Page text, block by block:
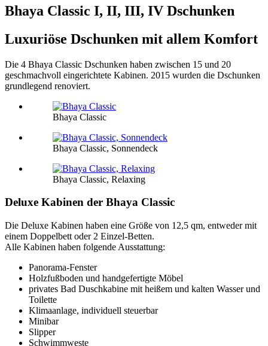
Bhaya Classic I, II, III, IV Dschunken
Luxuriöse Dschunken mit allem Komfort
Die 4 Bhaya Classic Dschunken haben zwischen 15 und 20
geschmachvoll eingerichtete Kabinen. 2015 wurden die Dschunken
grundlegend renoviert.
Bhaya Classic
Bhaya Classic, Sonnendeck
Bhaya Classic, Relaxing
Deluxe Kabinen der Bhaya Classic
Die Deluxe Kabinen haben eine Größe von 12,5 qm, entweder mit
einem Doppelbett oder 2 Einzel-Betten.
Alle Kabinen haben folgende Ausstattung:
Panorama-Fenster
Holzfußboden und handgefertigte Möbel
privates Bad Duschkabine mit heißem und kalten Wasser und
Toilette
Klimaanlage, individuell steuerbar
Minibar
Slipper
Schwimmweste